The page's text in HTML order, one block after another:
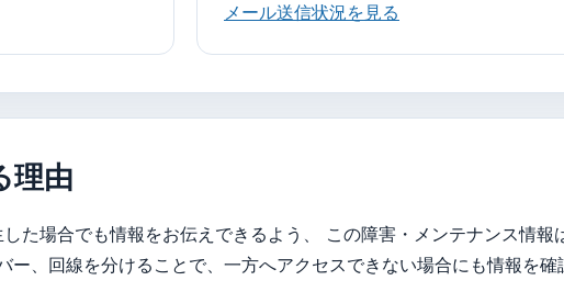
メール送信状況を見る
理由
た場合でも情報をお伝えできるよう、 この障害・メンテナンス情報
ー、回線を分けることで、一方へアクセスできない場合にも情報を確